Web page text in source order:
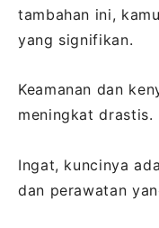
tambahan ini,
yang signifikan.
Keamanan dan
meningkat drastis.
Ingat, kuncinya
dan perawatan